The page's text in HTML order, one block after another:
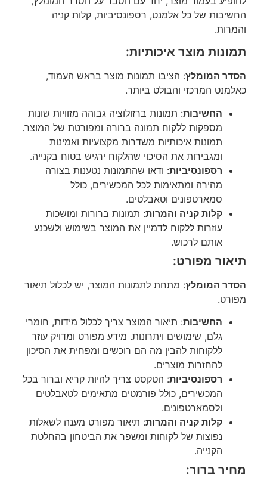
החשיבות של כל אלמנט, רספונסיביות, קלות קניה
והמרות.
תמונות מוצר איכותיות:
הסדר המומלץ: הציבו תמונות מוצר בראש העמוד,
כאלמנט המרכזי והבולט ביותר.
החשיבות: תמונות ברזולוציה גבוהה מזוויות שונות
מספקות ללקוח תמונה ברורה ומפורטת של המוצר.
תמונות איכותיות משדרות מקצועיות ואמינות
ומגבירות את הסיכוי שהלקוח ירגיש בטוח בקנייה.
רספונסיביות: ודאו שהתמונות נטענות בצורה
מהירה ומתאימות לכל המכשירים, כולל
סמארטפונים וטאבלטים.
קלות קניה והמרות: תמונות ברורות ומושכות
עוזרות ללקוח לדמיין את המוצר בשימוש ולשכנע
אותם לרכוש.
תיאור מפורט:
הסדר המומלץ: מתחת לתמונות המוצר, יש לכלול תיאור
מפורט.
החשיבות: תיאור המוצר צריך לכלול מידות, חומרי
גלם, שימושים ויתרונות. מידע מפורט ומדויק עוזר
ללקוחות להבין מה הם רוכשים ומפחית את הסיכון
להחזרות מוצרים.
רספונסיביות: הטקסט צריך להיות קריא וברור בכל
המכשירים, כולל פורמטים מתאימים לטאבלטים
ולסמארטפונים.
קלות קניה והמרות: תיאור מפורט מענה לשאלות
נפוצות של לקוחות ומשפר את הביטחון בהחלטת
הקנייה.
מחיר ברור: